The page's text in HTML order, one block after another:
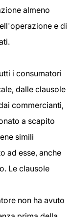
almeno
e di
i consumatori
dalle clausole
commercianti,
a scapito
simili
ad esse, anche
Le clausole
non ha avuto